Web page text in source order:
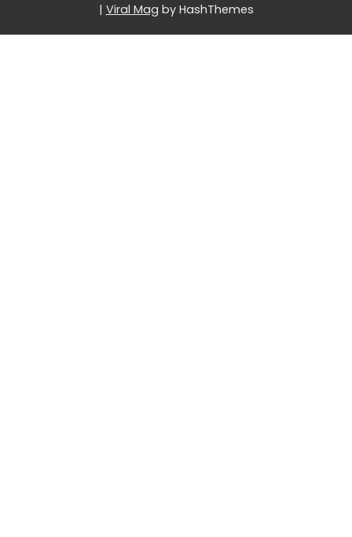
| Viral Mag by HashThemes